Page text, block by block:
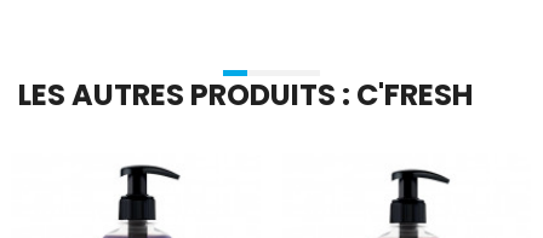
LES AUTRES PRODUITS : C'FRESH